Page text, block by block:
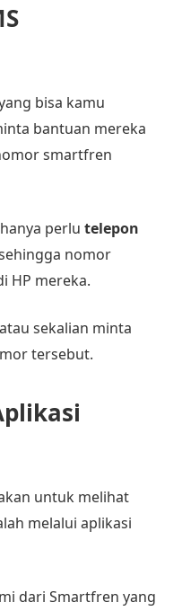
bisa kamu
bantuan mereka
smartfren
perlu telepon
nomor
HP mereka.
sekalian minta
tersebut.
untuk melihat
melalui aplikasi
dari Smartfren yang